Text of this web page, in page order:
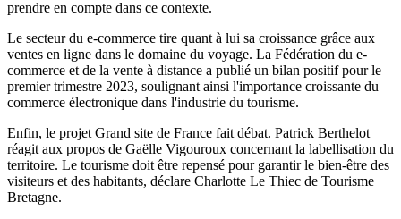
prendre en compte dans ce contexte.
Le secteur du e-commerce tire quant à lui sa croissance grâce aux
ventes en ligne dans le domaine du voyage. La Fédération du e-
commerce et de la vente à distance a publié un bilan positif pour le
premier trimestre 2023, soulignant ainsi l'importance croissante du
commerce électronique dans l'industrie du tourisme.
Enfin, le projet Grand site de France fait débat. Patrick Berthelot
réagit aux propos de Gaëlle Vigouroux concernant la labellisation du
territoire. Le tourisme doit être repensé pour garantir le bien-être des
visiteurs et des habitants, déclare Charlotte Le Thiec de Tourisme
Bretagne.